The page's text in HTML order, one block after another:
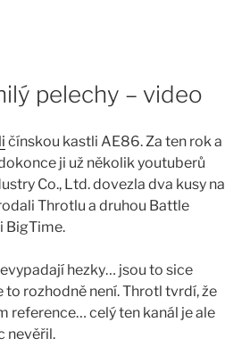
pelechy – video
čínskou kastli AE86. Za ten rok a
ji už několik youtuberů
Co., Ltd. dovezla dva kusy na
Throtlu a druhou Battle
BigTime.
hezky… jsou to sice
to rozhodně není. Throtl tvrdí, že
reference… celý ten kanál je ale
nevěřil.